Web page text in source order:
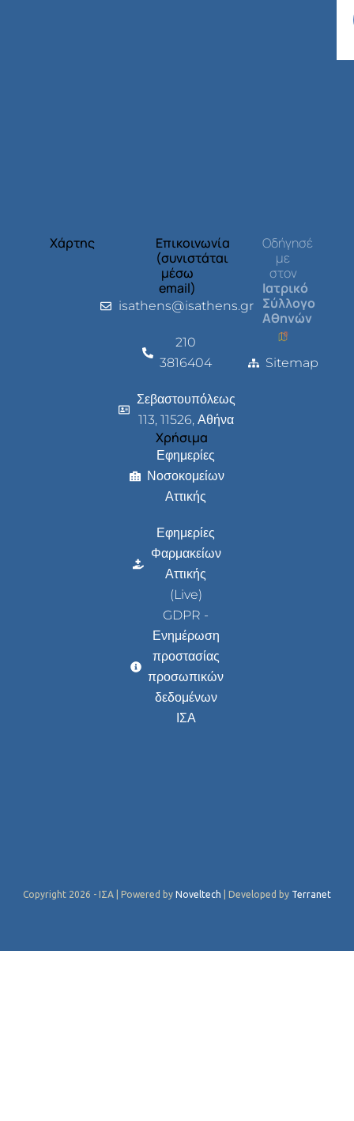
Χάρτης
Επικοινωνία
(συνιστάται
μέσω
email)
isathens@isathens.gr
210
3816404
Σεβαστουπόλεως
113, 11526, Αθήνα
Χρήσιμα
Εφημερίες
Νοσοκομείων
Αττικής
Εφημερίες
Φαρμακείων
Αττικής
(Live)
GDPR -
Ενημέρωση
προστασίας
προσωπικών
δεδομένων
ΙΣΑ
Οδήγησέ
με
στον
Ιατρικό
Σύλλογο
Αθηνών
Sitemap
Copyright 2026 - ΙΣΑ | Powered by Noveltech | Developed by Terranet